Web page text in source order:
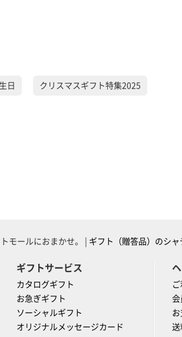
日 クリスマスギフト特集2025
モールにおまかせ。 | ギフト（贈答品）のシャ
ギフトサービス
カタログギフト
お急ぎギフト
ソーシャルギフト
オリジナルメッセージカード
会
お
送